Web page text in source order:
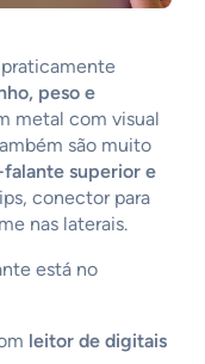
peso e
metal com visual
são muito
superior e
conector para
nas laterais.
está no
leitor de digitais